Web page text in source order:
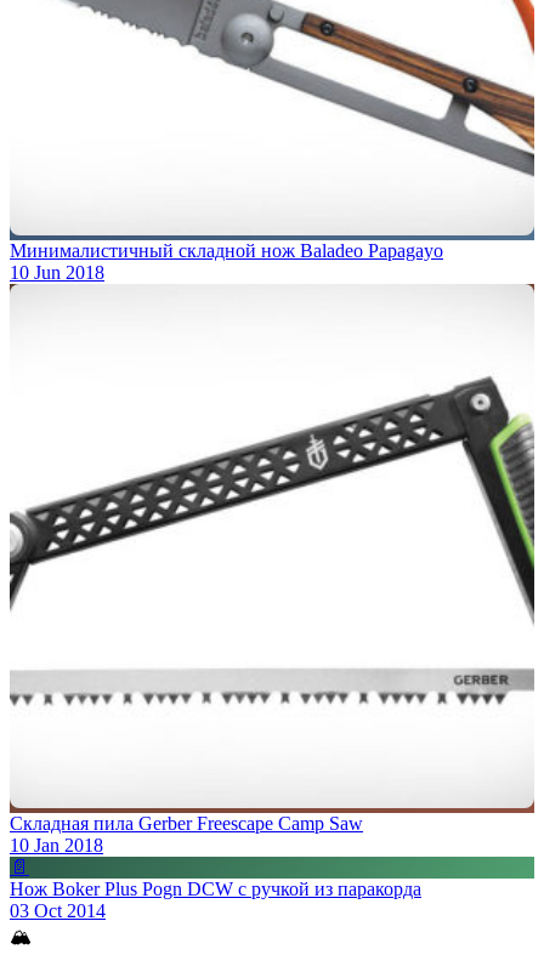
Минималистичный складной нож Baladeo Papagayo
10 Jun 2018
Складная пила Gerber Freescape Camp Saw
10 Jan 2018
📄
Нож Boker Plus Pogn DCW с ручкой из паракорда
03 Oct 2014
🏔